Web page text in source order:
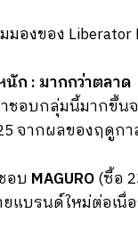
มองของ Liberator
นัก : มากกว่าตลาด
าชอบกลุ่มนี้มากขึ้น
จากผลของฤดูกา
อบ MAGURO(ซื้อ
แบรนด์ใหม่ต่อเนื่